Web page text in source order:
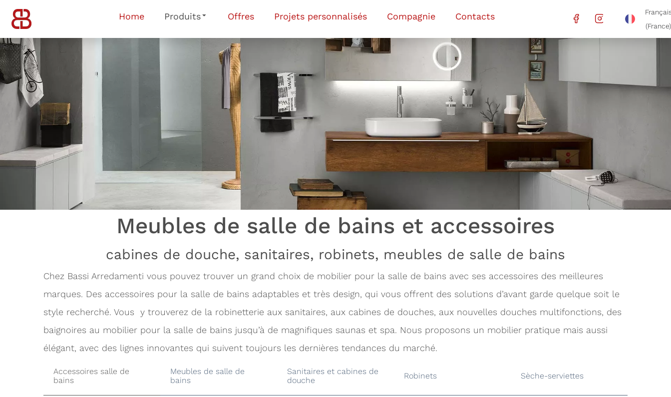
Home Produits Offres Projets personnalisés Compagnie Contacts
(France)
header
Meubles de salle de bains et accessoires
cabines de douche, sanitaires, robinets, meubles de salle de bains
Chez Bassi Arredamenti vous pouvez trouver un grand choix de mobilier pour la salle de bains avec ses accessoires des meilleures
marques. Des accessoires pour la salle de bains adaptables et très design, qui vous offrent des solutions d’avant garde quelque soit le
style recherché. Vous y trouverez de la robinetterie aux sanitaires, aux cabines de douches, aux nouvelles douches multifonctions, des
baignoires au mobilier pour la salle de bains jusqu’à de magnifiques saunas et spa. Nous proposons un mobilier pratique mais aussi
élégant, avec des lignes innovantes qui suivent toujours les dernières tendances du marché.
Accessoires salle de
bains
Meubles de salle de
bains
Sanitaires et cabines de
douche
Robinets Sèche-serviettes